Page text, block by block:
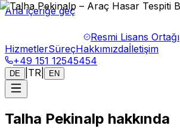
Ana içeriğe geç
Resmi Lisans Ortağı
HizmetlerSüreçHakkımızdaİletişim
+49 151 12545454
DE TR EN
Talha Pekinalp hakkında